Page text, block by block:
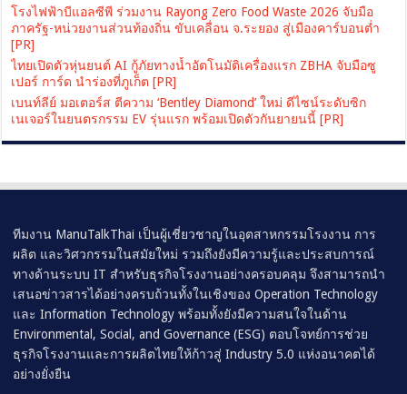
โรงไฟฟ้าบีแอลซีพี ร่วมงาน Rayong Zero Food Waste 2026 จับมือ
ภาครัฐ-หน่วยงานส่วนท้องถิ่น ขับเคลื่อน จ.ระยอง สู่เมืองคาร์บอนต่ำ
[PR]
ไทยเปิดตัวหุ่นยนต์ AI กู้ภัยทางน้ำอัตโนมัติเครื่องแรก ZBHA จับมือซู
เปอร์ การ์ด นำร่องที่ภูเก็ต [PR]
เบนท์ลีย์ มอเตอร์ส ตีความ ‘Bentley Diamond’ ใหม่ ดีไซน์ระดับซิก
เนเจอร์ในยนตรกรรม EV รุ่นแรก พร้อมเปิดตัวกันยายนนี้ [PR]
ทีมงาน ManuTalkThai เป็นผู้เชี่ยวชาญในอุตสาหกรรมโรงงาน การ
ผลิต และวิศวกรรมในสมัยใหม่ รวมถึงยังมีความรู้และประสบการณ์
ทางด้านระบบ IT สำหรับธุรกิจโรงงานอย่างครอบคลุม จึงสามารถนำ
เสนอข่าวสารได้อย่างครบถ้วนทั้งในเชิงของ Operation Technology
และ Information Technology พร้อมทั้งยังมีความสนใจในด้าน
Environmental, Social, and Governance (ESG) ตอบโจทย์การช่วย
ธุรกิจโรงงานและการผลิตไทยให้ก้าวสู่ Industry 5.0 แห่งอนาคตได้
อย่างยั่งยืน